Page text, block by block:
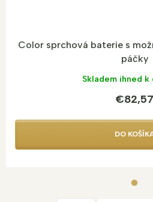
Color sprchová baterie s
páčky
Skladem ihned k
€82,57
DO